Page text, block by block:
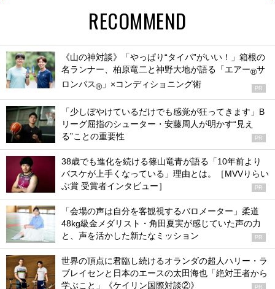
RECOMMEND
《山の神対談》「やっぱり“タイパ”がいい！」箱根の
名ランナー、柏原竜二と神野大地が語る「エアー®サ
ロンパス® 」×コンディショニング術 PR
「少しぼやけているだけでも感覚が狂ってきます」B
リーグ屈指のシューター・安藤周人が明かす“見え
る”ことの重要性
PR
38歳でも進化を続ける篠山竜青が語る「10年前より
バスケが上手くなっている」理由とは。［MVVりらい
ぶ賞 受賞者インタビュー］
PR
「会場の声は自分を客観視するバロメーター」柔道
48kg級金メダリスト・角田夏実が感じていた声の力
と、声を活かした新たなミッション
PR
世界の頂点に君臨し続けるオランダの超人ハリー・ラ
ブレイセンと日本のエースの太田海也「絶対王者から
学ぶこと」《ケイリン国際対談②》
PR